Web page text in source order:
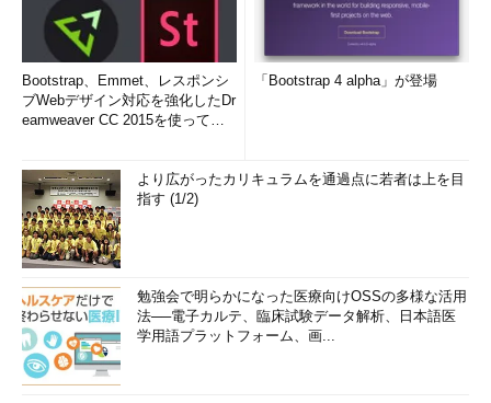
Bootstrap、Emmet、レスポンシ
ブWebデザイン対応を強化したDr
eamweaver CC 2015を使って
「Bootstrap 4 alpha」が登場
より広がったカリキュラムを通過点に若者は上を目
指す (1/2)
勉強会で明らかになった医療向けOSSの多様な活用
法──電子カルテ、臨床試験データ解析、日本語医
学用語プラットフォーム、画...